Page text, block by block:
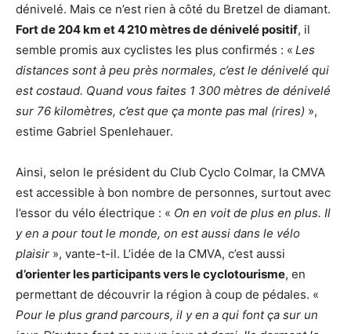
dénivelé. Mais ce n’est rien à côté du Bretzel de diamant.
Fort de 204 km et 4 210 mètres de dénivelé positif, il
semble promis aux cyclistes les plus confirmés : « Les
distances sont à peu près normales, c’est le dénivelé qui
est costaud. Quand vous faites 1 300 mètres de dénivelé
sur 76 kilomètres, c’est que ça monte pas mal (rires) »,
estime Gabriel Spenlehauer.
Ainsi, selon le président du Club Cyclo Colmar, la CMVA
est accessible à bon nombre de personnes, surtout avec
l’essor du vélo électrique : « On en voit de plus en plus. Il
y en a pour tout le monde, on est aussi dans le vélo
plaisir », vante-t-il. L’idée de la CMVA, c’est aussi
d’orienter les participants vers le cyclotourisme, en
permettant de découvrir la région à coup de pédales. «
Pour le plus grand parcours, il y en a qui font ça sur un